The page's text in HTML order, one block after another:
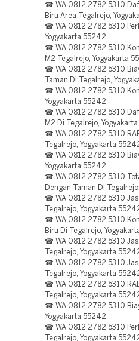
☎ WA 0812 2782 5310
Biru Area Tegalrejo,
☎ WA 0812 2782 5310
Yogyakarta 55242
☎ WA 0812 2782 5310
M2 Tegalrejo, Yogyakarta
☎ WA 0812 2782 5310
Taman Di Tegalrejo,
☎ WA 0812 2782 5310
Yogyakarta 55242
☎ WA 0812 2782 5310
M2 Di Tegalrejo,
☎ WA 0812 2782 5310
Tegalrejo, Yogyakarta
☎ WA 0812 2782 5310
Yogyakarta 55242
☎ WA 0812 2782 5310
Dengan Taman Di
☎ WA 0812 2782 5310
Tegalrejo, Yogyakarta
☎ WA 0812 2782 5310
Biru Di Tegalrejo,
☎ WA 0812 2782 5310
Tegalrejo, Yogyakarta
☎ WA 0812 2782 5310
Tegalrejo, Yogyakarta
☎ WA 0812 2782 5310
Tegalrejo, Yogyakarta
☎ WA 0812 2782 5310
Yogyakarta 55242
☎ WA 0812 2782 5310
Tegalrejo, Yogyakarta